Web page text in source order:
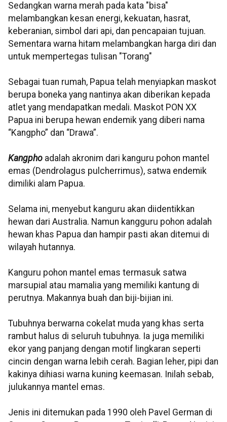
Sedangkan warna merah pada kata "bisa"
melambangkan kesan energi, kekuatan, hasrat,
keberanian, simbol dari api, dan pencapaian tujuan.
Sementara warna hitam melambangkan harga diri dan
untuk mempertegas tulisan "Torang"
Sebagai tuan rumah, Papua telah menyiapkan maskot
berupa boneka yang nantinya akan diberikan kepada
atlet yang mendapatkan medali. Maskot PON XX
Papua ini berupa hewan endemik yang diberi nama
“Kangpho” dan “Drawa”.
Kangpho adalah akronim dari kanguru pohon mantel
emas (Dendrolagus pulcherrimus), satwa endemik
dimiliki alam Papua.
Selama ini, menyebut kanguru akan diidentikkan
hewan dari Australia. Namun kangguru pohon adalah
hewan khas Papua dan hampir pasti akan ditemui di
wilayah hutannya.
Kanguru pohon mantel emas termasuk satwa
marsupial atau mamalia yang memiliki kantung di
perutnya. Makannya buah dan biji-bijian ini.
Tubuhnya berwarna cokelat muda yang khas serta
rambut halus di seluruh tubuhnya. Ia juga memiliki
ekor yang panjang dengan motif lingkaran seperti
cincin dengan warna lebih cerah. Bagian leher, pipi dan
kakinya dihiasi warna kuning keemasan. Inilah sebab,
julukannya mantel emas.
Jenis ini ditemukan pada 1990 oleh Pavel German di